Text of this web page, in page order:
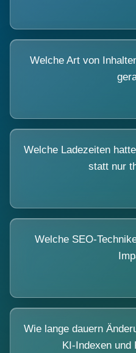
Welche Art von
Welche Ladezeiten
statt nur
Welche SEO-
Wie lange dauern
KI-Indexen und